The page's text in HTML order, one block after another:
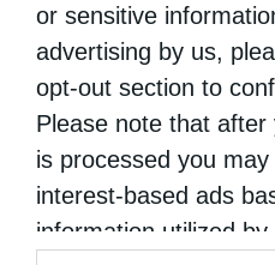
or sensitive
advertising by us,
opt-out section to
Please note that
is processed you
interest-based ads
information utilized